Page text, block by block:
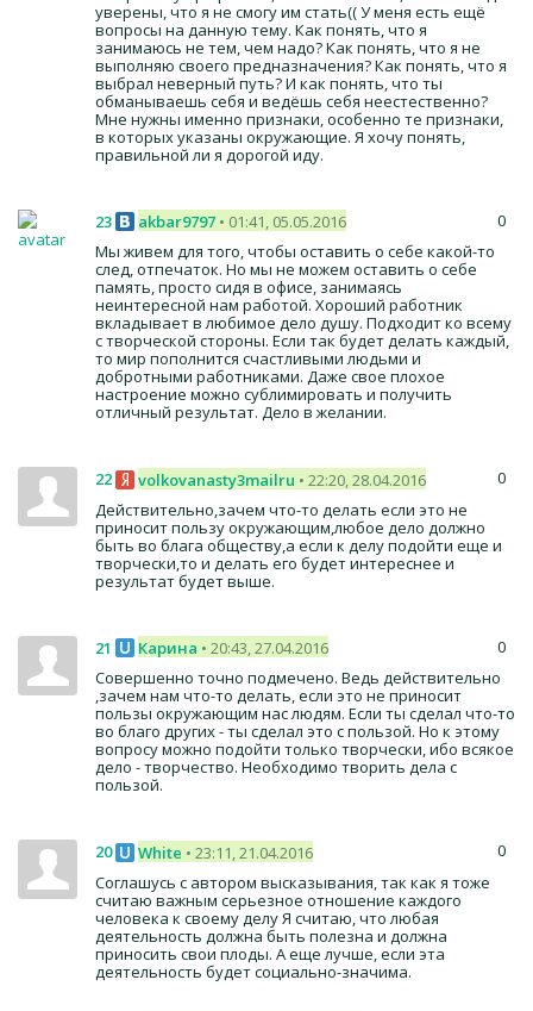
уверены, что я не смогу им стать(( У меня есть ещё
вопросы на данную тему. Как понять, что я
занимаюсь не тем, чем надо? Как понять, что я не
выполняю своего предназначения? Как понять, что я
выбрал неверный путь? И как понять, что ты
обманываешь себя и ведёшь себя неестественно?
Мне нужны именно признаки, особенно те признаки,
в которых указаны окружающие. Я хочу понять,
правильной ли я дорогой иду.
0
23 akbar9797 • 01:41, 05.05.2016
Мы живем для того, чтобы оставить о себе какой-то
след, отпечаток. Но мы не можем оставить о себе
память, просто сидя в офисе, занимаясь
неинтересной нам работой. Хороший работник
вкладывает в любимое дело душу. Подходит ко всему
с творческой стороны. Если так будет делать каждый,
то мир пополнится счастливыми людьми и
добротными работниками. Даже свое плохое
настроение можно сублимировать и получить
отличный результат. Дело в желании.
0
22 volkovanasty3mailru • 22:20, 28.04.2016
Действительно,зачем что-то делать если это не
приносит пользу окружающим,любое дело должно
быть во блага обществу,а если к делу подойти еще и
творчески,то и делать его будет интереснее и
результат будет выше.
0
21 Карина • 20:43, 27.04.2016
Совершенно точно подмечено. Ведь действительно
,зачем нам что-то делать, если это не приносит
пользы окружающим нас людям. Если ты сделал что-то
во благо других - ты сделал это с пользой. Но к этому
вопросу можно подойти только творчески, ибо всякое
дело - творчество. Необходимо творить дела с
пользой.
0
20 White • 23:11, 21.04.2016
Соглашусь с автором высказывания, так как я тоже
считаю важным серьезное отношение каждого
человека к своему делу Я считаю, что любая
деятельность должна быть полезна и должна
приносить свои плоды. А еще лучше, если эта
деятельность будет социально-значима.